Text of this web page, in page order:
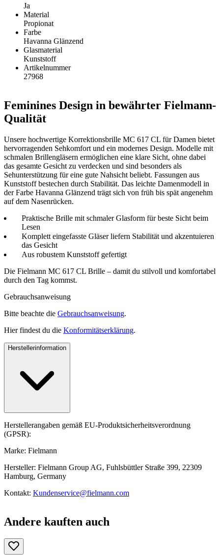
Ja
Material
Propionat
Farbe
Havanna Glänzend
Glasmaterial
Kunststoff
Artikelnummer
27968
Feminines Design in bewährter Fielmann-
Qualität
Unsere hochwertige Korrektionsbrille MC 617 CL für Damen bietet
hervorragenden Sehkomfort und ein modernes Design. Modelle mit
schmalen Brillengläsern ermöglichen eine klare Sicht, ohne dabei
das gesamte Gesicht zu verdecken und sind besonders als
Sehunterstützung für eine gute Nahsicht beliebt. Fassungen aus
Kunststoff bestechen durch Stabilität. Das leichte Damenmodell in
der Farbe Havanna Glänzend trägt sich von früh bis spät angenehm
auf dem Nasenrücken.
Praktische Brille mit schmaler Glasform für beste Sicht beim
Lesen
Komplett eingefasste Gläser liefern Stabilität und akzentuieren
das Gesicht
Aus robustem Kunststoff gefertigt
Die Fielmann MC 617 CL Brille – damit du stilvoll und komfortabel
durch den Tag kommst.
Gebrauchsanweisung
Bitte beachte die Gebrauchsanweisung.
Hier findest du die Konformitätserklärung.
Herstellerinformation
Herstellerangaben gemäß EU-Produktsicherheitsverordnung
(GPSR):
Marke: Fielmann
Hersteller: Fielmann Group AG, Fuhlsbüttler Straße 399, 22309
Hamburg, Germany
Kontakt: Kundenservice@fielmann.com
Andere kauften auch